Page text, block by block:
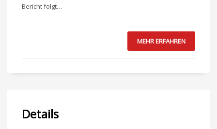
Bericht folgt…
MEHR ERFAHREN
Details